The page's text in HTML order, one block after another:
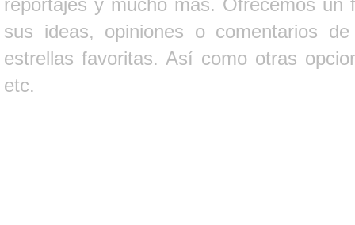
sus ideas, opiniones o comentarios
estrellas favoritas. Así como otras
etc.